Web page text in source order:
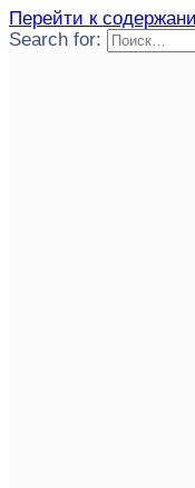
Перейти к
Search for: